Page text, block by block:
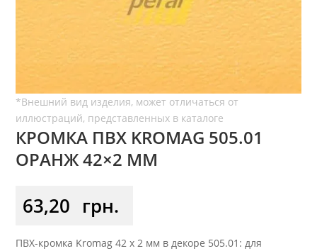
КРОМКА ПВХ KROMAG 505.01
ОРАНЖ 42×2 ММ
63,20 грн.
ПВХ-кромка Kromag 42 x 2 мм в декоре 505.01: для